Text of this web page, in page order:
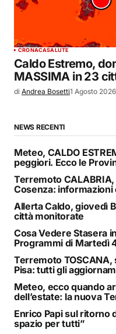
CRONACASALUTE
Caldo Estremo,
MASSIMA in 23
di Andrea Bosetti1 Agosto
NEWS RECENTI
Meteo, CALDO
peggiori. Ecco le
Terremoto
Cosenza: informazioni
Allerta Caldo, giovedì
città monitorate
Cosa Vedere Stasera
Programmi di Martedì
Terremoto TOSCANA,
Pisa: tutti gli
Meteo, ecco quando
dell’estate: la nuova
Enrico Papi sul ritorno
spazio per tutti”